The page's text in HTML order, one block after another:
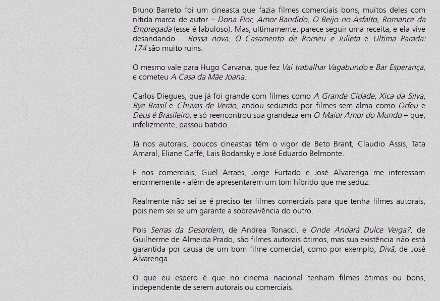
Bruno Barreto foi um cineasta que fazia filmes comerciais bons, muitos deles com
nítida marca de autor – Dona Flor, Amor Bandido, O Beijo no Asfalto, Romance da
Empregada(esse é fabuloso). Mas, ultimamente, parece seguir uma receita, e ela vive
desandando – Bossa nova, O Casamento de Romeu e Julietae Ultima Parada:
174são muito ruins.
O mesmo vale para Hugo Carvana, que fez Vai trabalhar Vagabundoe Bar Esperança,
e cometeu A Casa da Mãe Joana.
Carlos Diegues, que já foi grande com filmes comoA Grande Cidade,Xica da Silva,
Bye Brasile Chuvas de Verão, andou seduzido por filmes sem alma como Orfeue
Deus é Brasileiro, e só reencontrou sua grandeza em O Maior Amor do Mundo– que,
infelizmente, passou batido.
Já nos autorais, poucos cineastas têm o vigor de Beto Brant, Claudio Assis, Tata
Amaral, Eliane Caffé, Lais Bodansky e José Eduardo Belmonte.
E nos comerciais, Guel Arraes, Jorge Furtado e José Alvarenga me interessam
enormemente - além de apresentarem um tom híbrido que me seduz.
Realmente não sei se é preciso ter filmes comerciais para que tenha filmes autorais,
pois nem sei se um garante a sobrevivência do outro.
Pois Serras da Desordem, de Andrea Tonacci, e Onde Andará Dulce Veiga?, de
Guilherme de Almeida Prado, são filmes autorais ótimos, mas sua existência não está
garantida por causa de um bom filme comercial, como por exemplo, Divã, de José
Alvarenga.
O que eu espero é que no cinema nacional tenham filmes ótimos ou bons,
independente de serem autorais ou comerciais.